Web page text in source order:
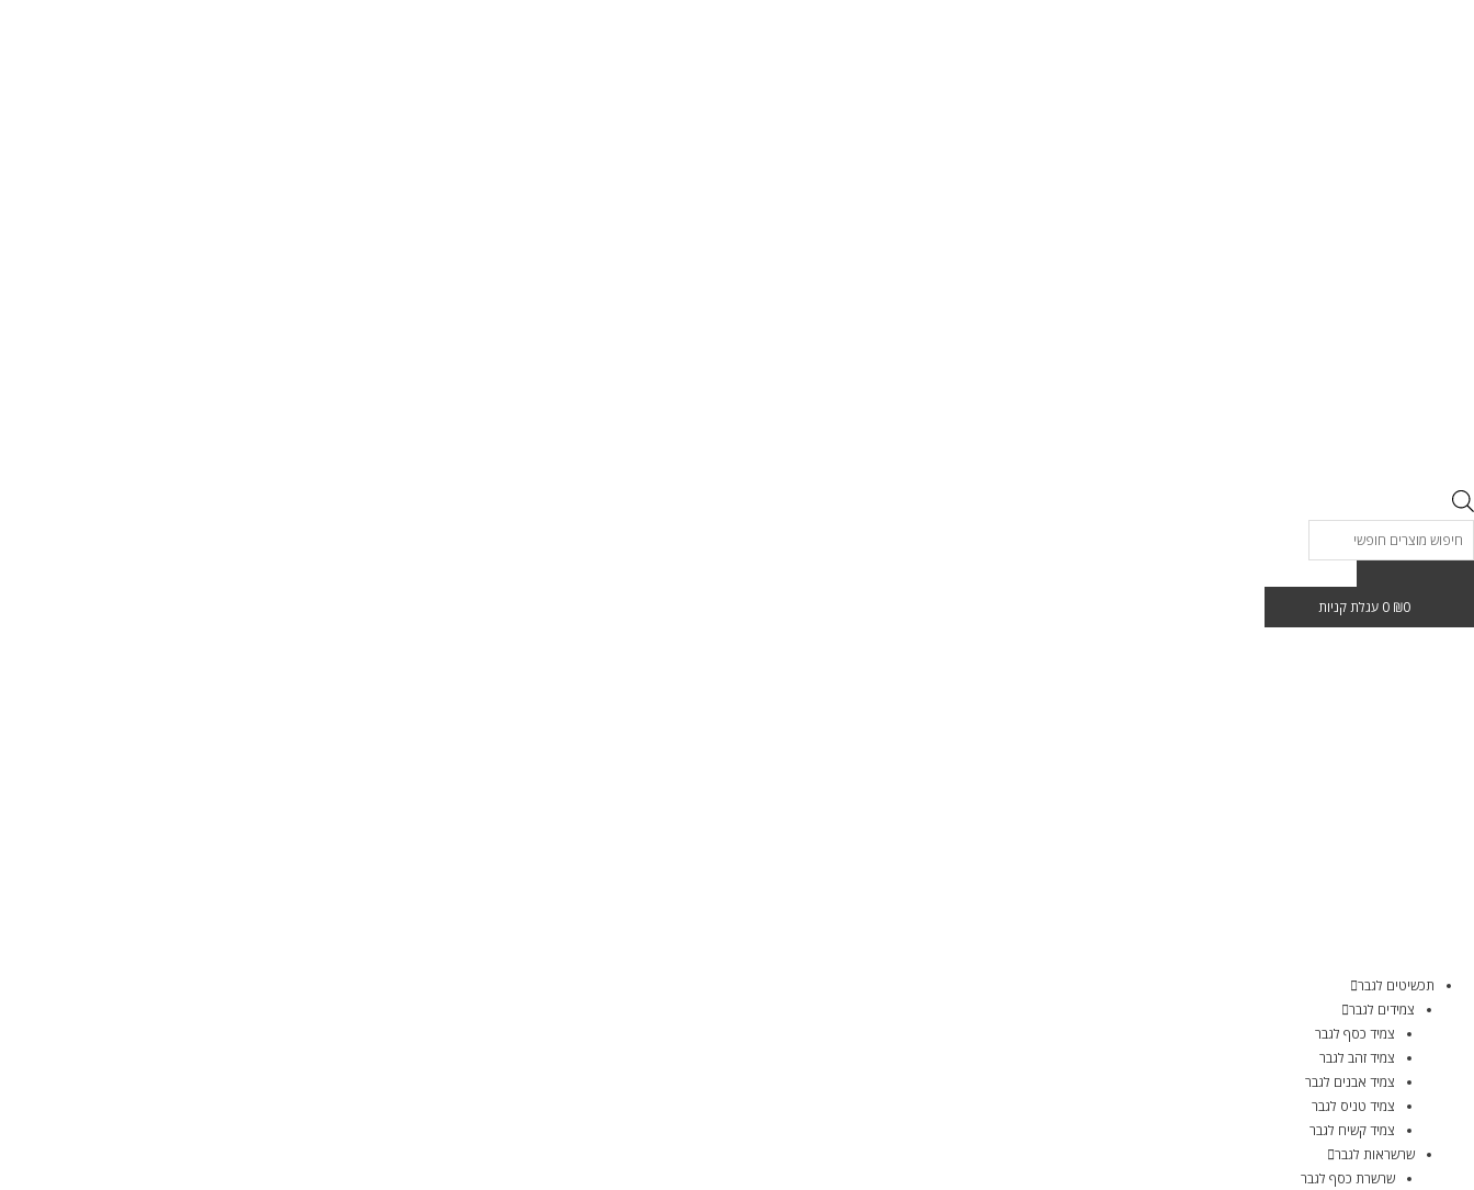
₪0
0 עגלת קניות
תכשיטים לגבר
צמידים לגבר
צמיד כסף לגבר
צמיד זהב לגבר
צמיד אבנים לגבר
צמיד טניס לגבר
צמיד קשיח לגבר
שרשראות לגבר
שרשרת כסף לגבר